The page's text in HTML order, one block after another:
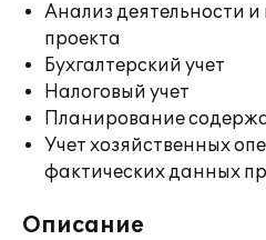
Анализ деятельности
проекта
Бухгалтерский учет
Налоговый учет
Планирование
Учет хозяйственных
фактических данных
Описание